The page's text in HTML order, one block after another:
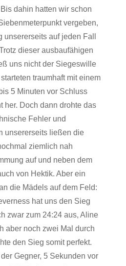
dahin hatten wir schon
vergeben,
auf jeden Fall
dieser ausbaufähigen
uns nicht der Siegeswille
traumhaft mit einem
5 Minuten vor Schluss
her. Doch dann drohte das
Fehler und
unsererseits ließen die
ziemlich nah
auf und neben dem
von Hektik. Aber ein
die Mädels auf dem Feld:
hat uns den Sieg
zwar zum 24:24 aus, Aline
aber noch zwei Mal durch
den Sieg somit perfekt.
Gegner, 5 Sekunden vor